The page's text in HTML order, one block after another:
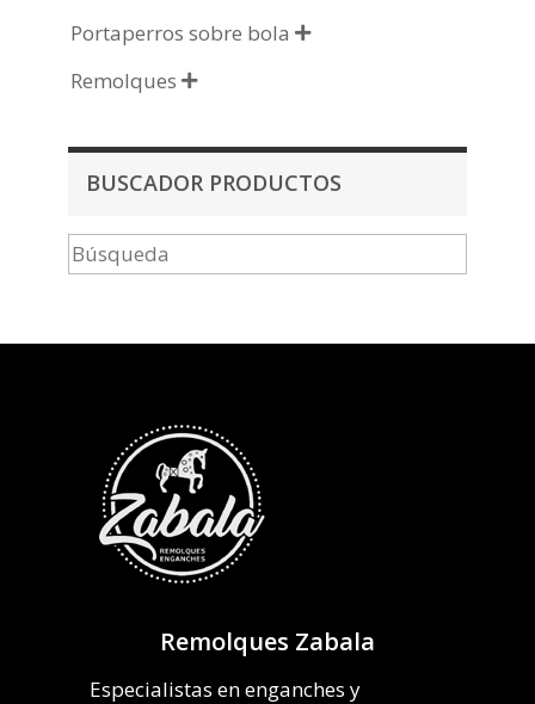
Portaperros sobre bola 
Remolques 
BUSCADOR PRODUCTOS
Remolques Zabala
Especialistas en enganches y